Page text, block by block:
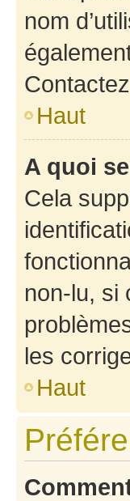
nom
Haut
A quoi
Cela
non-lu, si
les
Haut